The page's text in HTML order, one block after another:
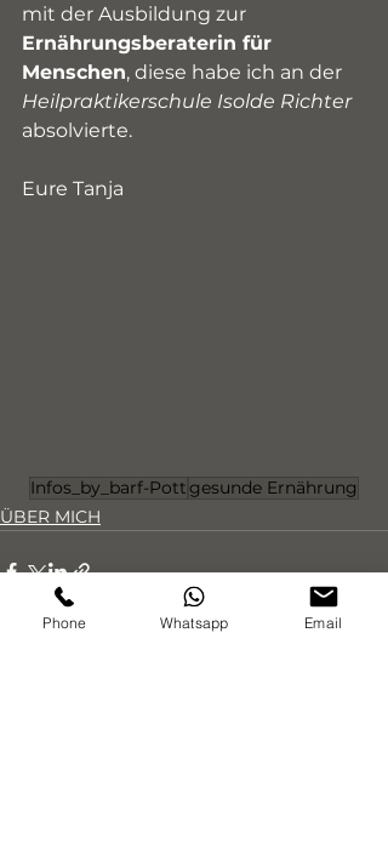
mit der Ausbildung zur
Ernährungsberaterin für
Menschen, diese habe ich an der
Heilpraktikerschule Isolde Richter
absolvierte.
Eure Tanja
Infos_by_barf-Pottgesunde Ernährung
ÜBER MICH
Phone Whatsapp Email